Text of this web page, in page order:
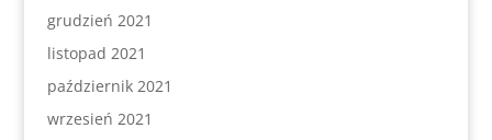
grudzień 2021
listopad 2021
październik 2021
wrzesień 2021